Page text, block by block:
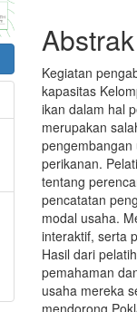
Abstrak
Kegiatan
kapasitas
ikan dalam hal
merupakan
pengembangan
perikanan.
tentang
pencatatan
modal usaha.
interaktif, serta
Hasil dari
pemahaman
usaha mereka
mendorong